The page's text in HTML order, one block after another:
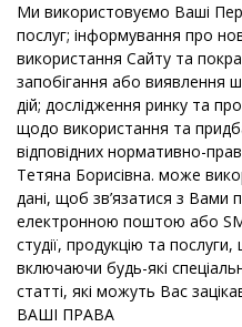
Ми використовуємо Ваші
послуг; інформування про
використання Сайту та
запобігання або виявлення
дій; дослідження ринку та
щодо використання та
відповідних нормативно-
Тетяна Борисівна. може
дані, щоб зв’язатися з Вами
електронною поштою або
студії, продукцію та
включаючи будь-які
статті, які можуть Вас
ВАШІ ПРАВА